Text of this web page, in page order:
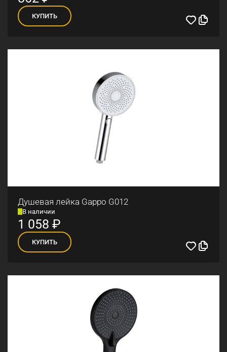
КУПИТЬ
Душевая лейка Gappo G012
В наличии
1 058 ₽
КУПИТЬ